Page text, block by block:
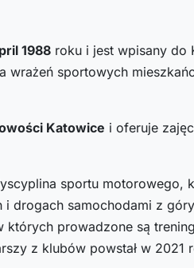
1988 roku i jest wpisany do
wrażeń sportowych
Katowice i oferuje
sportu motorowego,
drogach samochodami z
prowadzone są
z klubów powstał w 2021